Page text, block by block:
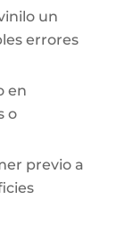
un
errores
en
o
previo a